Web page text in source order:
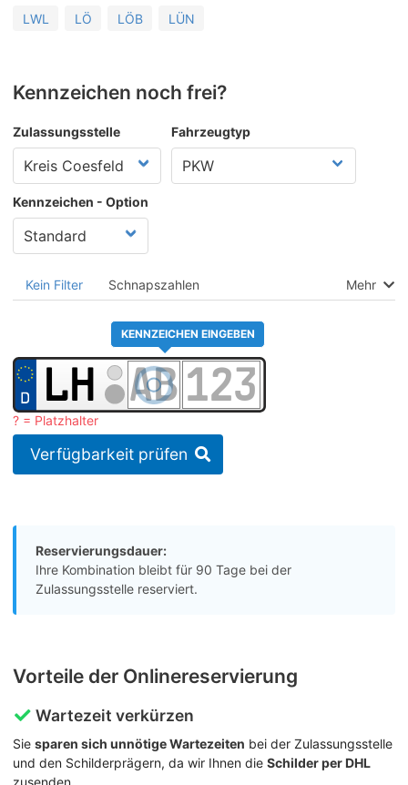
LWL LÖ LÖB LÜN
Kennzeichen noch frei?
Zulassungsstelle Fahrzeugtyp
Kennzeichen - Option
Kein Filter Schnapszahlen Mehr
KENNZEICHEN EINGEBEN
? = Platzhalter
Verfügbarkeit prüfen
Reservierungsdauer:
Ihre Kombination bleibt für 90 Tage bei der
Zulassungsstelle reserviert.
Vorteile der Onlinereservierung
Wartezeit verkürzen
Sie sparen sich unnötige Wartezeiten bei der Zulassungsstelle
und den Schilderprägern, da wir Ihnen die Schilder per DHL